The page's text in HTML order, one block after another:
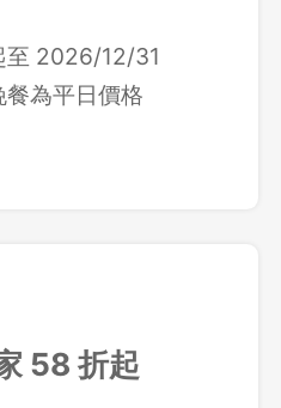
至 2026/12/31
為平日價格
58 折起